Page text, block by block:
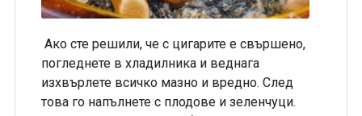
Ако сте решили, че с цигарите е свършено,
погледнете в хладилника и веднага
изхвърлете всичко мазно и вредно. След
това го напълнете с плодове и зеленчуци.